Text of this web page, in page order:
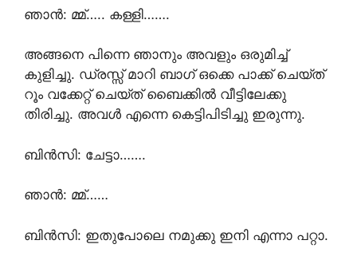
ഞാൻ: മ്മ്….. കള്ളി…….
അങ്ങനെ പിന്നെ ഞാനും അവളും ഒരുമിച്ച്
കുളിച്ചു. ഡ്രസ്സ്‌ മാറി ബാഗ് ഒക്കെ പാക്ക് ചെയ്ത്
റൂം വക്കേറ്റ് ചെയ്ത് ബൈക്കിൽ വീട്ടിലേക്കു
തിരിച്ചു. അവൾ എന്നെ കെട്ടിപിടിച്ചു ഇരുന്നു.
ബിൻസി: ചേട്ടാ…….
ഞാൻ: മ്മ്……
ബിൻസി: ഇതുപോലെ നമുക്കു ഇനി എന്നാ പറ്റാ.